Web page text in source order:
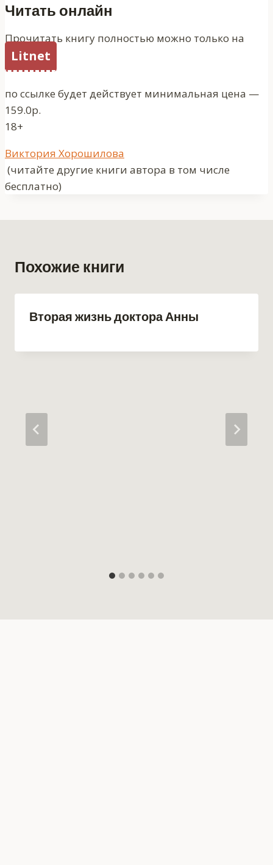
Читать онлайн
Прочитать книгу полностью можно только на
Litnet
по ссылке будет действует минимальная цена —
159.0р.
18+
Метки
записи:
Виктория Хорошилова
(читайте другие книги автора в том числе
бесплатно)
Похожие книги
Вторая жизнь доктора Анны